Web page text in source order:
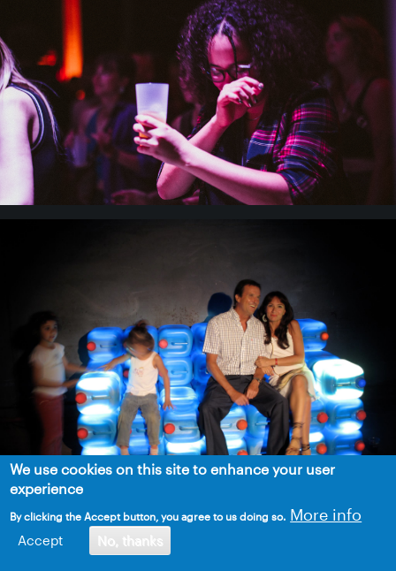
We use cookies on this site to enhance your user
experience
By clicking the Accept button, you agree to us doing so. More info
Accept No, thanks